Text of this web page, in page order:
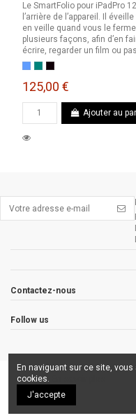
Le SmartFolio pour iPadPro
l’arrière de l’appareil. Il
en veille quand vous le
plusieurs façons, afin d’en
écrire, regarder un film ou
Bleu surf
Cactus
Noir
125,00 €
Ajouter au
Contactez-nous
Follow us
En naviguant sur ce site,
cookies.
J'accepte